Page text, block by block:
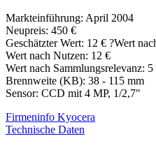
Markteinführung: April 2004
Neupreis: 450 €
Geschätzter Wert: 12 € ?Wert
Wert nach Nutzen: 12 €
Wert nach Sammlungsrelevanz: 5
Brennweite (KB): 38 - 115 mm
Sensor: CCD mit 4 MP, 1/2,7"
Firmeninfo Kyocera
Technische Daten